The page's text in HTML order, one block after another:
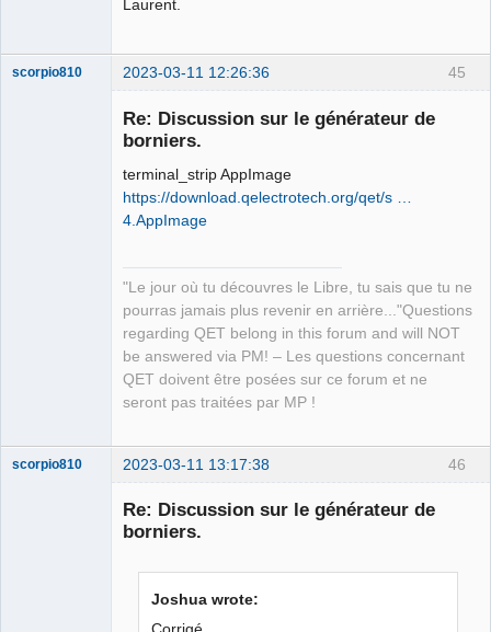
Laurent.
45
scorpio810 2023-03-11 12:26:36
Re: Discussion sur le générateur de
borniers.
terminal_strip AppImage
https://download.qelectrotech.org/qet/s …
4.AppImage
"Le jour où tu découvres le Libre, tu sais que tu ne
pourras jamais plus revenir en arrière..."Questions
regarding QET belong in this forum and will NOT
be answered via PM! – Les questions concernant
QET doivent être posées sur ce forum et ne
seront pas traitées par MP !
46
scorpio810 2023-03-11 13:17:38
Re: Discussion sur le générateur de
borniers.
Joshua wrote:
Corrigé